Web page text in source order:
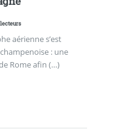
aérienne s’est
: une
Rome afin (…)